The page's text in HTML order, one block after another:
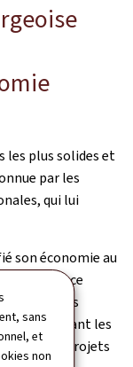
sans
et
non
les plus solides et
par les
qui lui
son économie au
une place
les acteurs
favorisant les
de projets